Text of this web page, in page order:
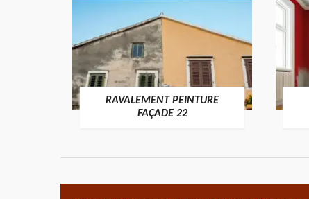
RAVALEMENT PEINTURE
FAÇADE 22